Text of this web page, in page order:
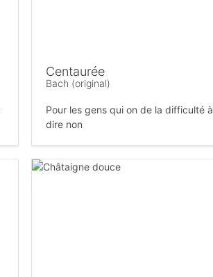
Centaurée
Bach (original)
Pour les gens qui on de la difficulté à
dire non